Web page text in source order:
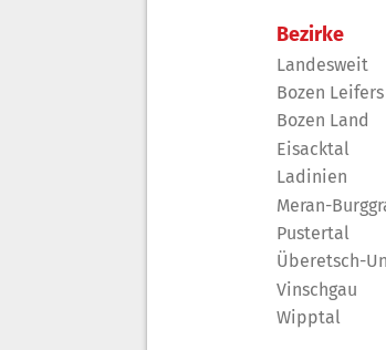
Bezirke
Landesweit
Bozen Leifers
Bozen Land
Eisacktal
Ladinien
Meran-
Pustertal
Überetsch-
Vinschgau
Wipptal